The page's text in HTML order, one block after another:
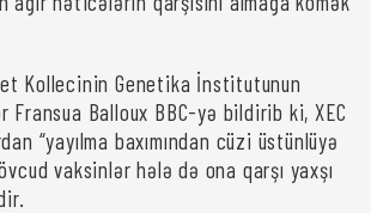
Kollecinin Genetika İnstitutunun
Balloux BBC-yə bildirib ki, XEC
“yayılma baxımından cüzi üstünlüyə
vaksinlər hələ də ona qarşı yaxşı